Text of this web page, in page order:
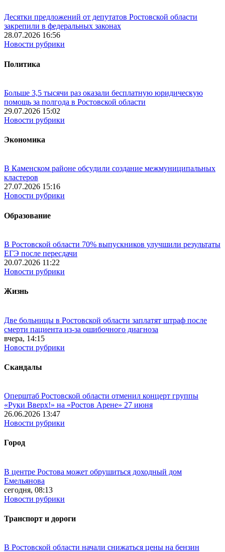
Десятки предложений от депутатов Ростовской области
закрепили в федеральных законах
28.07.2026 16:56
Новости рубрики
Политика
Больше 3,5 тысячи раз оказали бесплатную юридическую
помощь за полгода в Ростовской области
29.07.2026 15:02
Новости рубрики
Экономика
В Каменском районе обсудили создание межмуниципальных
кластеров
27.07.2026 15:16
Новости рубрики
Образование
В Ростовской области 70% выпускников улучшили результаты
ЕГЭ после пересдачи
20.07.2026 11:22
Новости рубрики
Жизнь
Две больницы в Ростовской области заплатят штраф после
смерти пациента из-за ошибочного диагноза
вчера, 14:15
Новости рубрики
Скандалы
Оперштаб Ростовской области отменил концерт группы
«Руки Вверх!» на «Ростов Арене» 27 июня
26.06.2026 13:47
Новости рубрики
Город
В центре Ростова может обрушиться доходный дом
Емельянова
сегодня, 08:13
Новости рубрики
Транспорт и дороги
В Ростовской области начали снижаться цены на бензин